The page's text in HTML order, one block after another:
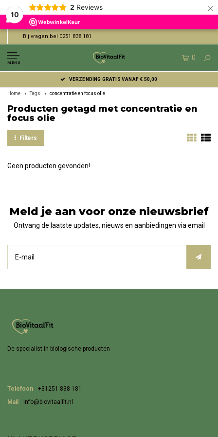
10
2 Reviews ×
Bij vragen bel 0251 838 181
MENU
0
VERZENDING GRATIS VANAF € 50,00
Home Tags concentratie en focus olie
Producten getagd met concentratie en
focus olie
Filters
Geen producten gevonden!...
Meld je aan voor onze nieuwsbrief
Ontvang de laatste updates, nieuws en aanbiedingen via email
De specialist in biologische producten
Telefoon
+31251 838 181
Mail
Info@biovitaalfit.nl